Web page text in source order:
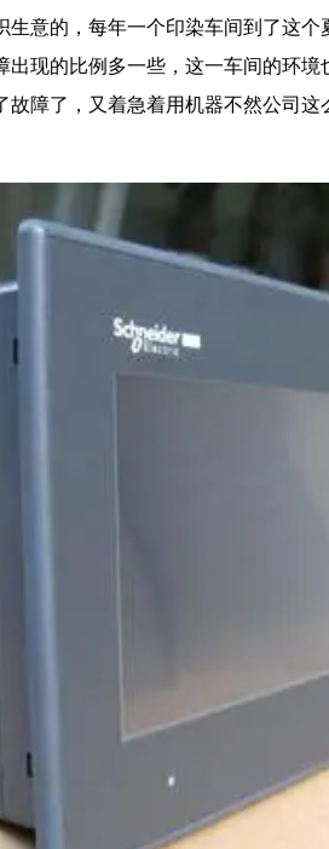
意的，每年一个印染车间到了这
现的比例多一些，这一车间的环
障了，又着急着用机器不然公司这